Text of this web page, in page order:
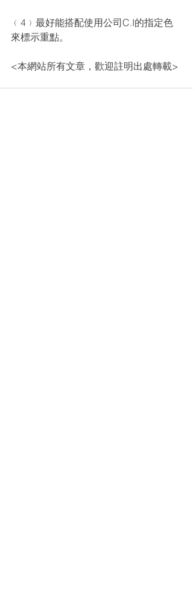
﹙4﹚最好能搭配使用公司C.I的指定色
來標示重點。
<本網站所有文章，歡迎註明出處轉載>